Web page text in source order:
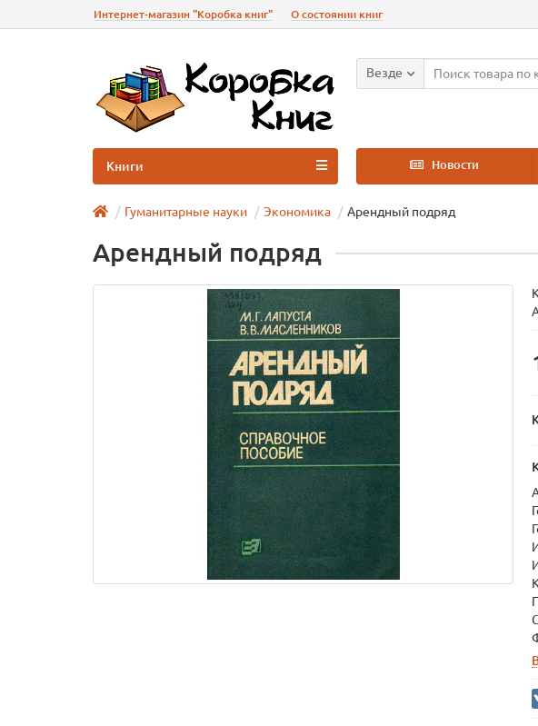
Интернет-магазин "Коробка книг" О состоянии книг
Везде
Новости
Книги
Гуманитарные науки Экономика Арендный подряд
Арендный подряд